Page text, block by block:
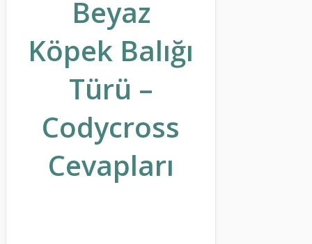
Beyaz
Köpek Balığı
Türü –
Codycross
Cevapları